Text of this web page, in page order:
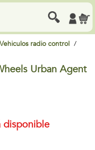
Vehiculos radio control
Urban Agent
disponible